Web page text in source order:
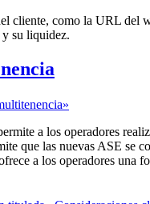
cliente, como la URL del
su liquidez.
a los operadores
que las nuevas ASE se
a los operadores una